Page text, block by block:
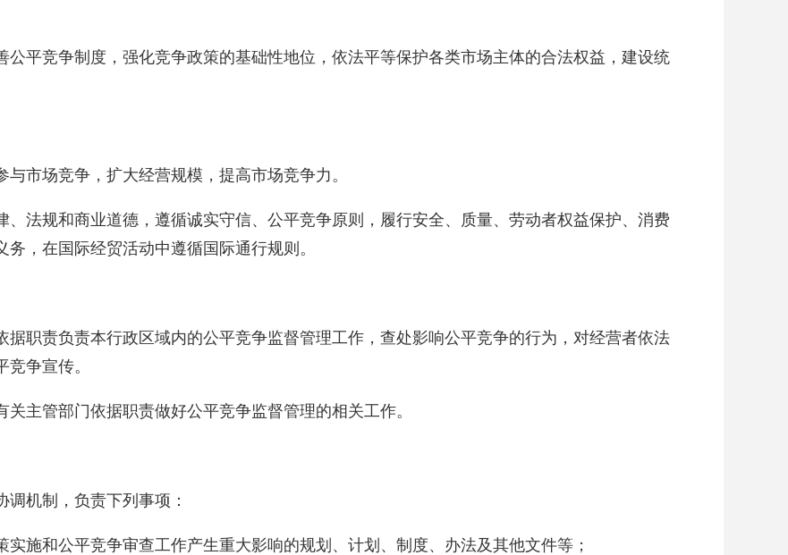
公平竞争制度，强化竞争政策的基础性地位，依法平等保护各类市场主体的合法权益，建设统
市场竞争，扩大经营规模，提高市场竞争力。
、法规和商业道德，遵循诚实守信、公平竞争原则，履行安全、质量、劳动者权益保护、消费
，在国际经贸活动中遵循国际通行规则。
据职责负责本行政区域内的公平竞争监督管理工作，查处影响公平竞争的行为，对经营者依法
争宣传。
主管部门依据职责做好公平竞争监督管理的相关工作。
机制，负责下列事项：
实施和公平竞争审查工作产生重大影响的规划、计划、制度、办法及其他文件等；